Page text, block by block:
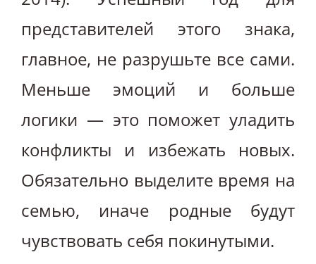
представителей этого знака,
главное, не разрушьте все сами.
Меньше эмоций и больше
логики — это поможет уладить
конфликты и избежать новых.
Обязательно выделите время на
семью, иначе родные будут
чувствовать себя покинутыми.